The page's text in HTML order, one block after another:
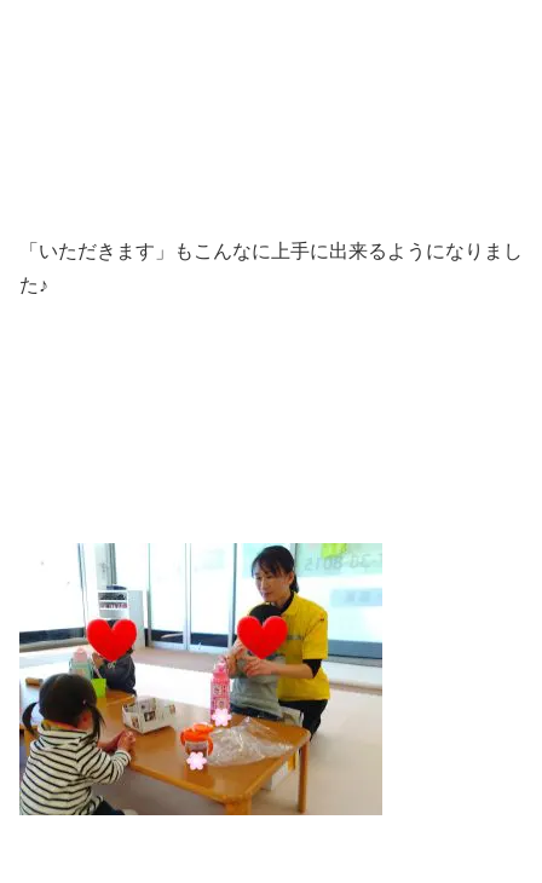
「いただきます」もこんなに上手に出来るようになりまし
た♪